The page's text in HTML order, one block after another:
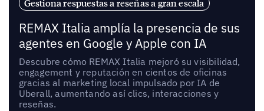
Gestiona respuestas a reseñas a gran escala
REMAX Italia amplía la presencia de sus
agentes en Google y Apple con IA
Descubre cómo REMAX Italia mejoró su visibilidad,
engagement y reputación en cientos de oficinas
gracias al marketing local impulsado por IA de
Uberall, aumentando así clics, interacciones y
reseñas.